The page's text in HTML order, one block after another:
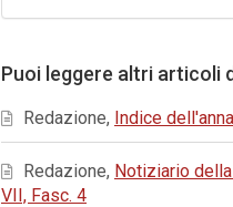
Puoi leggere altri articoli
Redazione, Indice
Redazione, Notiziario
VII, Fasc. 4